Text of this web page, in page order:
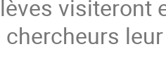
visiteront
chercheurs